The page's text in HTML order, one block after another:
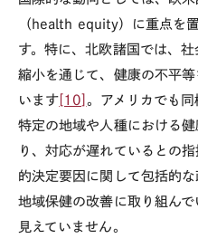
（health equity）に重点を
す。特に、北欧諸国では、
縮小を通じて、健康の不平
います [10] 。アメリカでも同
特定の地域や人種における
り、対応が遅れているとの
的決定要因に関して包括的
地域保健の改善に取り組ん
見えていません。